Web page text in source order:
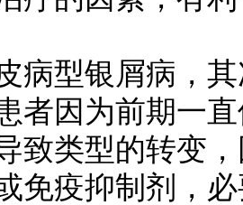
型银屑病，其
者因为前期一
致类型的转变
免疫抑制剂，